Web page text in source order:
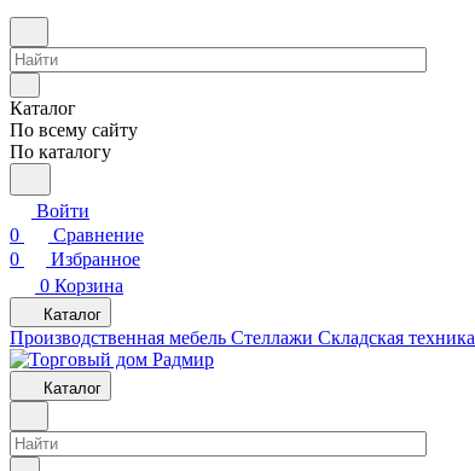
Каталог
По всему сайту
По каталогу
Войти
0
Сравнение
0
Избранное
0 Корзина
Каталог
Производственная мебель Cтеллажи Складская техника
Каталог